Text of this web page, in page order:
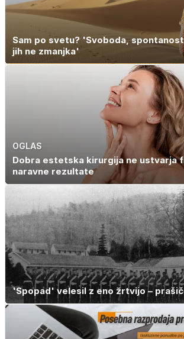
Sam po svetu? 'Svoboda,
jih ne zmanjka'
OGLAS
Dobra estetska kirurgija ne ustvarja
naravne rezultate
'Spopad' velesil z eno žrtvijo –